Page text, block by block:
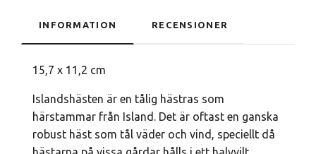
INFORMATION RECENSIONER
15,7 x 11,2 cm
Islandshästen är en tålig hästras som
härstammar från Island. Det är oftast en ganska
robust häst som tål väder och vind, speciellt då